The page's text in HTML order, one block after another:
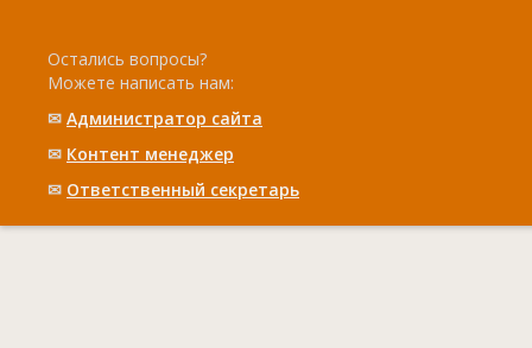
Остались вопросы?
Можете написать нам:
✉ Администратор сайта
✉ Контент менеджер
✉ Ответственный cекретарь